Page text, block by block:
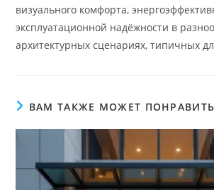
визуального комфорта,
эксплуатационной надёжности в
архитектурных сценариях, типичных
ВАМ ТАКЖЕ МОЖЕТ